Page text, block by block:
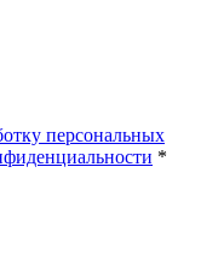
персональных
*